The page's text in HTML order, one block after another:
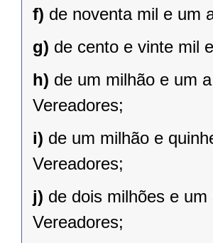
f) de noventa mil e um
g) de cento e vinte mil
h) de um milhão e um
Vereadores;
i) de um milhão e
Vereadores;
j) de dois milhões e
Vereadores;